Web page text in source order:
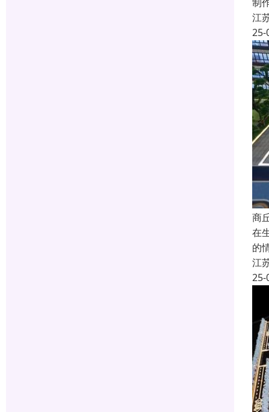
江
25-
商
在
的
江
25-